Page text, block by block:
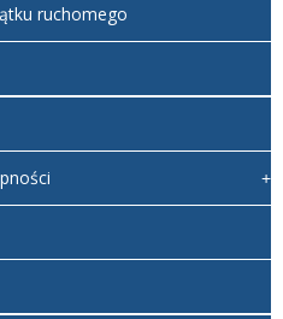
ruchomego